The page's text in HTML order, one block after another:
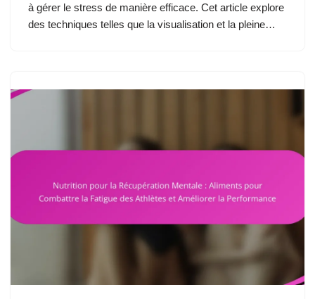
à gérer le stress de manière efficace. Cet article explore
des techniques telles que la visualisation et la pleine…